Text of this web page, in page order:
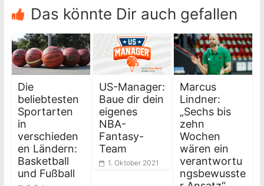
Das könnte Dir auch gefallen
Die
beliebtesten
Sportarten
in
verschieden
en Ländern:
Basketball
und Fußball
US-Manager:
Baue dir dein
eigenes
NBA-
Fantasy-
Team
1. Oktober 2021
Marcus
Lindner:
„Sechs bis
zehn
Wochen
wären ein
verantwortu
ngsbewusste